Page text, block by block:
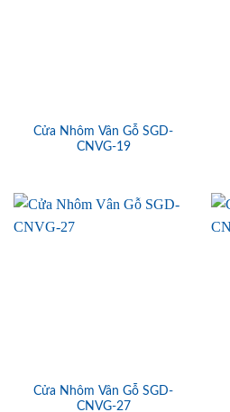
Cửa Nhôm Vân Gỗ SGD-
CNVG-19
Cửa Nhôm Vân Gỗ SGD-
CNVG-27